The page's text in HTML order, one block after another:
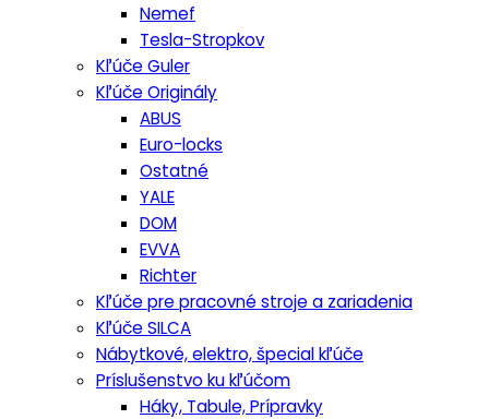
Nemef
Tesla-Stropkov
Kľúče Guler
Kľúče Originály
ABUS
Euro-locks
Ostatné
YALE
DOM
EVVA
Richter
Kľúče pre pracovné stroje a zariadenia
Kľúče SILCA
Nábytkové, elektro, špecial kľúče
Príslušenstvo ku kľúčom
Háky, Tabule, Prípravky